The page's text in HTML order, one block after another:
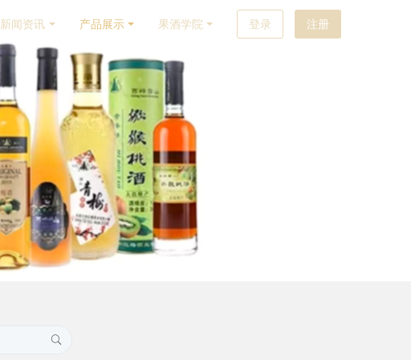
登录 注册
新闻资讯 产品展示 果酒学院